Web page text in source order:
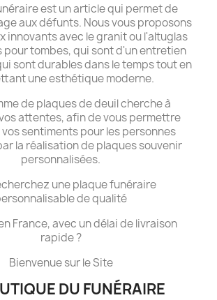
est un article qui permet de
aux défunts. Nous vous proposons
innovants avec le granit ou l'altuglas
pour tombes, qui sont d'un entretien
sont durables dans le temps tout en
une esthétique moderne.
de plaques de deuil cherche à
attentes, afin de vous permettre
sentiments pour les personnes
la réalisation de plaques souvenir
personnalisées.
une plaque funéraire
de qualité
France, avec un délai de livraison
rapide ?
Bienvenue sur le Site
DU FUNÉRAIRE